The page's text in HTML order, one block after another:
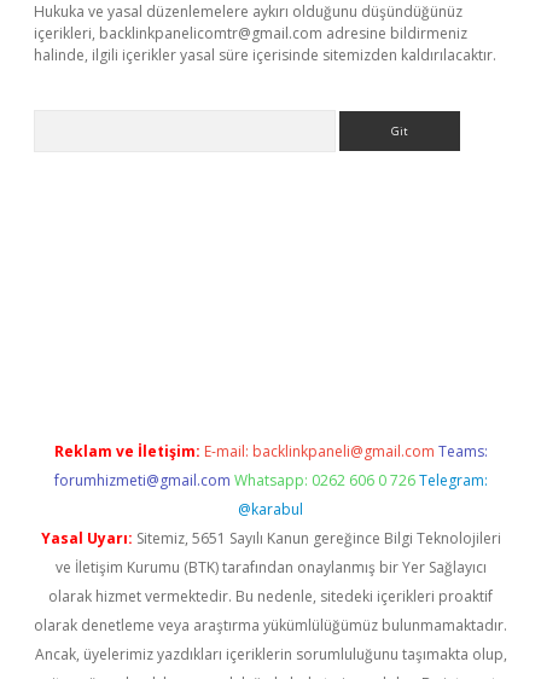
Hukuka ve yasal düzenlemelere aykırı olduğunu düşündüğünüz
içerikleri, backlinkpanelicomtr@gmail.com adresine bildirmeniz
halinde, ilgili içerikler yasal süre içerisinde sitemizden kaldırılacaktır.
Reklam ve İletişim: E-mail: backlinkpaneli@gmail.com Teams:
forumhizmeti@gmail.com Whatsapp: 0262 606 0 726 Telegram:
@karabul
Yasal Uyarı: Sitemiz, 5651 Sayılı Kanun gereğince Bilgi Teknolojileri
ve İletişim Kurumu (BTK) tarafından onaylanmış bir Yer Sağlayıcı
olarak hizmet vermektedir. Bu nedenle, sitedeki içerikleri proaktif
olarak denetleme veya araştırma yükümlülüğümüz bulunmamaktadır.
Ancak, üyelerimiz yazdıkları içeriklerin sorumluluğunu taşımakta olup,